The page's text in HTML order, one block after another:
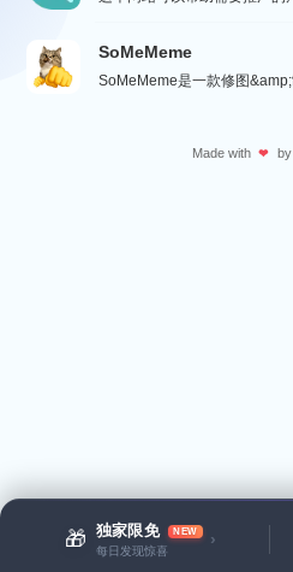
🎁 独家限免 NEW
每日发现惊喜
›
SoMeMeme
Made with ❤ by